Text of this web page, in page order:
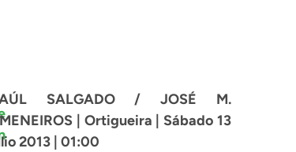
SALGADO / JOSÉ M.
| Ortigueira | Sábado 13
2013 | 01:00